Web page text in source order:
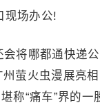
场办公!
哪都通快递公
萤火虫漫展亮
称“痛车”界的一